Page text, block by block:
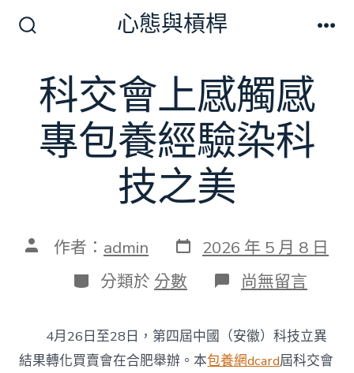
切
換
開
關
心態與槓桿
科交會上感觸感
專包養經驗染科
技之美
文 作者： admin 發
表
日
期
2026 年 5 月 8 日
分
類
分類於 分數 在
〈科
會
上
感
尚無留言
4月26日至28日，第四屆中國（安徽）科技立異
結果轉化買賣會在合肥舉辦。本包養網dcard屆科交會